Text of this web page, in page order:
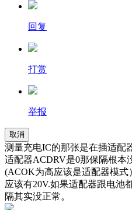
回复
打赏
举报
取消
测量充电IC的那张是在插适配
适配器ACDRV是0那保隔根本
(ACOK为高应该是适配器模
应该有20V.如果适配器跟电池
隔其实没正常。